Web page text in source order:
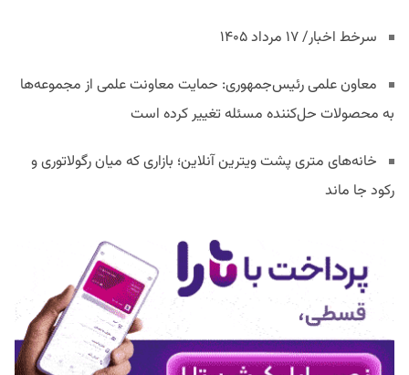
سرخط اخبار/ ۱۷ مرداد ۱۴۰۵
معاون علمی رئیس‌جمهوری: حمایت معاونت علمی از مجموعه‌ها
به محصولات حل‌کننده مسئله تغییر کرده است
خانه‌های متری پشت ویترین آنلاین؛ بازاری که میان رگولاتوری و
رکود جا ماند